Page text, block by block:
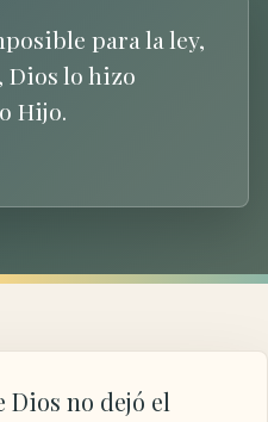
para la ley,
Dios lo hizo
Hijo.
Dios no dejó el